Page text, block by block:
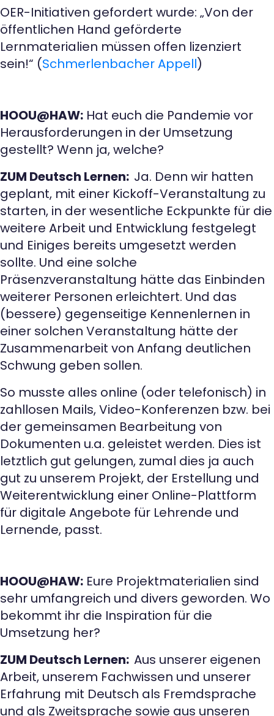
OER-Initiativen gefordert wurde: „Von der
öffentlichen Hand geförderte
Lernmaterialien müssen offen lizenziert
sein!“ (Schmerlenbacher Appell)
HOOU@HAW: Hat euch die Pandemie vor
Herausforderungen in der Umsetzung
gestellt? Wenn ja, welche?
ZUM Deutsch Lernen: Ja. Denn wir hatten
geplant, mit einer Kickoff-Veranstaltung zu
starten, in der wesentliche Eckpunkte für die
weitere Arbeit und Entwicklung festgelegt
und Einiges bereits umgesetzt werden
sollte. Und eine solche
Präsenzveranstaltung hätte das Einbinden
weiterer Personen erleichtert. Und das
(bessere) gegenseitige Kennenlernen in
einer solchen Veranstaltung hätte der
Zusammenarbeit von Anfang deutlichen
Schwung geben sollen.
So musste alles online (oder telefonisch) in
zahllosen Mails, Video-Konferenzen bzw. bei
der gemeinsamen Bearbeitung von
Dokumenten u.a. geleistet werden. Dies ist
letztlich gut gelungen, zumal dies ja auch
gut zu unserem Projekt, der Erstellung und
Weiterentwicklung einer Online-Plattform
für digitale Angebote für Lehrende und
Lernende, passt.
HOOU@HAW: Eure Projektmaterialien sind
sehr umfangreich und divers geworden. Wo
bekommt ihr die Inspiration für die
Umsetzung her?
ZUM Deutsch Lernen: Aus unserer eigenen
Arbeit, unserem Fachwissen und unserer
Erfahrung mit Deutsch als Fremdsprache
und als Zweitsprache sowie aus unseren